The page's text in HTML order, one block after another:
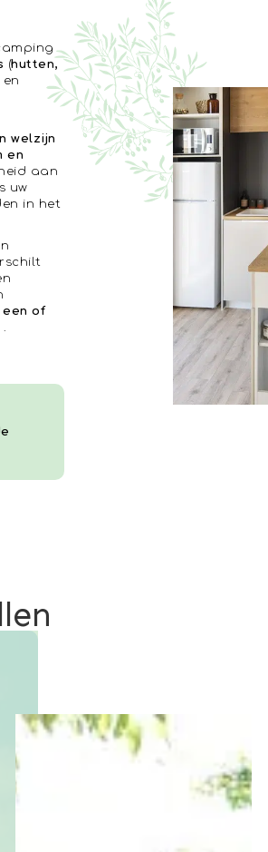
(hutten,
welzijn
en
aan
uw
in het
een of
.